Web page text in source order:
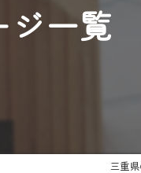
ジ一覧
三重